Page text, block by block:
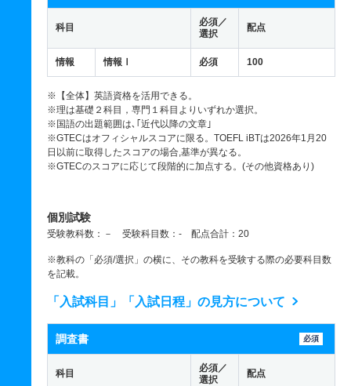
科目
必須／
選択
配点
情報 情報Ⅰ 必須 100
※【全体】英語資格を活用できる。
※理は基礎２科目，専門１科目よりいずれか選択。
※国語の出題範囲は､｢近代以降の文章｣
※GTECはオフィシャルスコアに限る。TOEFL iBTは2026年1月20
日以前に取得したスコアの場合,基準が異なる。
※GTECのスコアに応じて段階的に加点する。(その他資格あり)
個別試験
受験教科数：－ 受験科目数：- 配点合計：20
※教科の「必須/選択」の横に、その教科を受験する際の必要科目数
を記載。
「入試科目」「入試日程」の見方について
調査書 必須
科目
必須／
選択
配点